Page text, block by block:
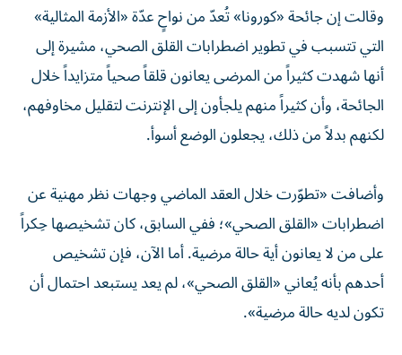
وقالت إن جائحة «كورونا» تُعدّ من نواحٍ عدّة «الأزمة المثالية»
التي تتسبب في تطوير اضطرابات القلق الصحي، مشيرة إلى
أنها شهدت كثيراً من المرضى يعانون قلقاً صحياً متزايداً خلال
الجائحة، وأن كثيراً منهم يلجأون إلى الإنترنت لتقليل مخاوفهم،
لكنهم بدلاً من ذلك، يجعلون الوضع أسوأ.
وأضافت «تطوّرت خلال العقد الماضي وجهات نظر مهنية عن
اضطرابات «القلق الصحي»؛ ففي السابق، كان تشخيصها حِكراً
على من لا يعانون أية حالة مرضية. أما الآن، فإن تشخيص
أحدهم بأنه يُعاني «القلق الصحي»، لم يعد يستبعد احتمال أن
تكون لديه حالة مرضية».